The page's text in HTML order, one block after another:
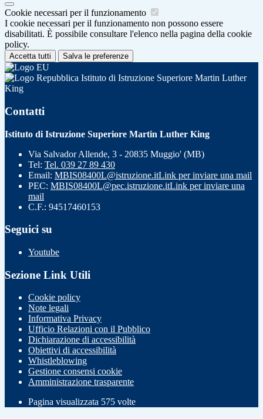
Cookie necessari per il funzionamento
I cookie necessari per il funzionamento non possono essere
disabilitati. È possibile consultare l'elenco nella pagina della cookie
policy.
Accetta tutti Salva le preferenze
Istituto di Istruzione Superiore Martin Luther
King
Contatti
Istituto di Istruzione Superiore Martin Luther King
Via Salvador Allende, 3 - 20835 Muggio' (MB)
Tel: Tel. 039 27 89 430
Email: MBIS08400L@istruzione.itLink per inviare una mail
PEC: MBIS08400L@pec.istruzione.itLink per inviare una
mail
C.F.: 94517460153
Seguici su
Youtube
Sezione Link Utili
Cookie policy
Note legali
Informativa Privacy
Ufficio Relazioni con il Pubblico
Dichiarazione di accessibilità
Obiettivi di accessibilità
Whistleblowing
Gestione consensi cookie
Amministrazione trasparente
Pagina visualizzata 575 volte